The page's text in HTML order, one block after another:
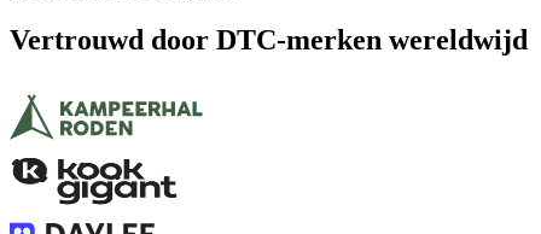
Vertrouwd door DTC-merken wereldwijd